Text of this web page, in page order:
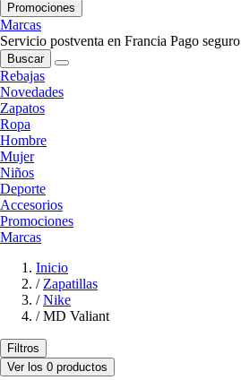
Promociones
Marcas
Servicio postventa en Francia Pago seguro
Buscar
Rebajas
Novedades
Zapatos
Ropa
Hombre
Mujer
Niños
Deporte
Accesorios
Promociones
Marcas
Inicio
/ Zapatillas
/ Nike
/ MD Valiant
Filtros
Ver los 0 productos